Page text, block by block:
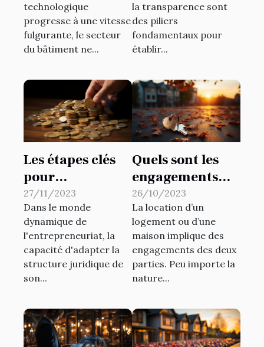
technologique
progresse à une vitesse
fulgurante, le secteur
du bâtiment ne...
des entreprises
en Guadeloupe
la transparence sont
des piliers
fondamentaux pour
établir...
Les étapes clés
pour
transformer une
SASU en SAS :
avantages
stratégiques et
implications
fiscales
27/11/2023
Dans le monde
dynamique de
l'entrepreneuriat, la
capacité d'adapter la
structure juridique de
son...
Quels sont les
engagements
qu’un
propriétaire
bailleur doit
honorer ?
26/10/2023
La location d’un
logement ou d’une
maison implique des
engagements des deux
parties. Peu importe la
nature...